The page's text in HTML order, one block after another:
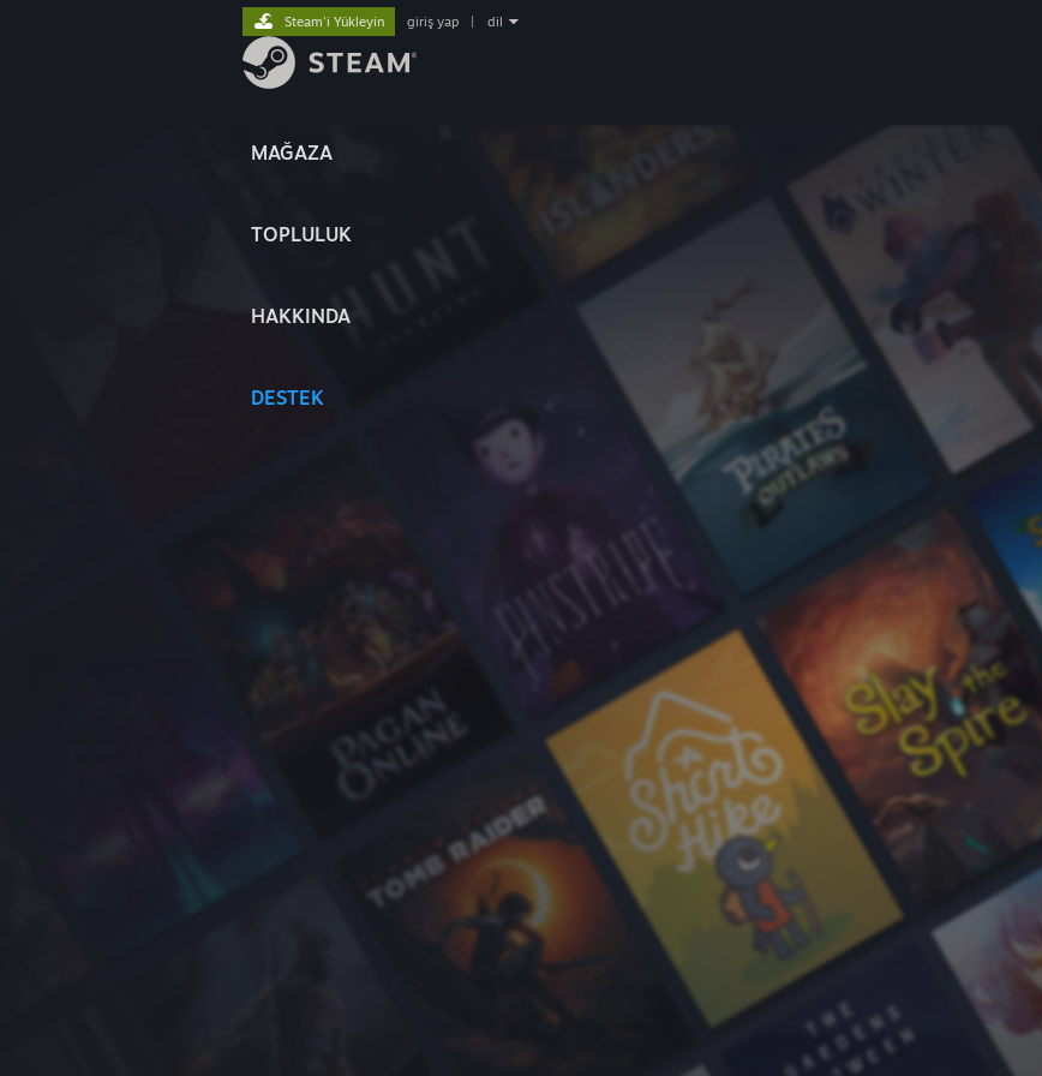
MAĞAZA
TOPLULUK
HAKKINDA
DESTEK
Steam'i Yükleyin giriş yap dil